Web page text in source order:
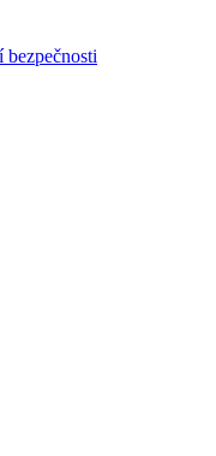
bezpečnosti